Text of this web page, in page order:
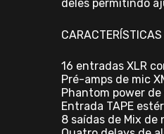
deles permitindo
CARACTERÍSTICAS
16 entradas XLR
Pré-amps de mic
Phantom power
Entrada TAPE
8 saídas de Mix de